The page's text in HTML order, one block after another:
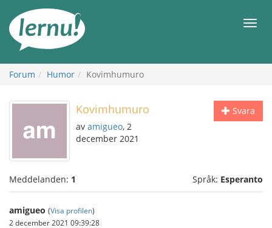
sidans
innehåll
Meny
Forum Humor Kovimhumuro
Svara
Kovimhumuro
av amigueo, 2
december 2021
Meddelanden: 1 Språk: Esperanto
amigueo (Visa profilen)
2 december 2021 09:39:28